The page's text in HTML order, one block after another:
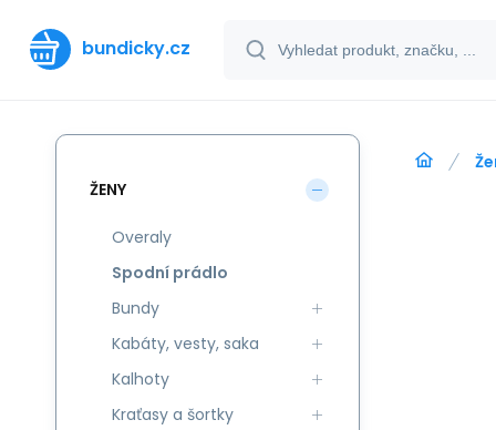
bundicky.cz
ŽENY
Overaly
Spodní prádlo
Bundy
Kabáty, vesty, saka
Kalhoty
Kraťasy a šortky